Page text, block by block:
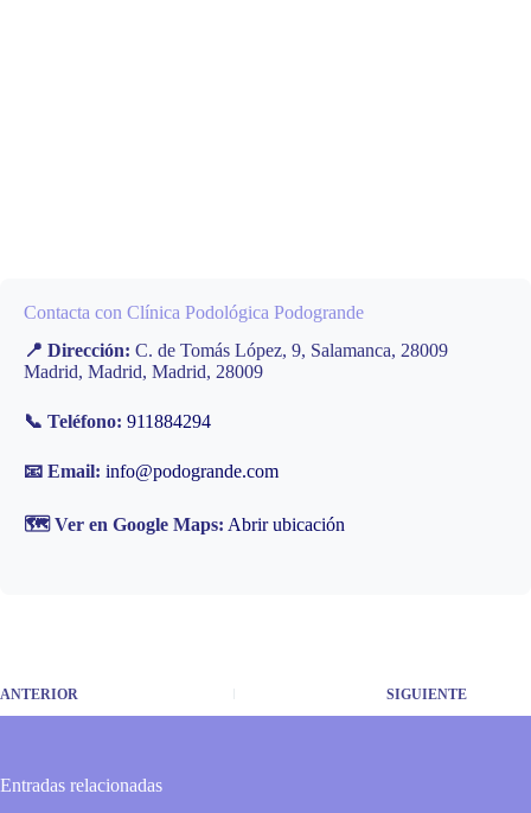
Contacta con Clínica Podológica Podogrande
📍 Dirección: C. de Tomás López, 9, Salamanca, 28009
Madrid, Madrid, Madrid, 28009
📞 Teléfono: 911884294
📧 Email: info@podogrande.com
🗺️ Ver en Google Maps: Abrir ubicación
ANTERIOR SIGUIENTE
Entradas relacionadas